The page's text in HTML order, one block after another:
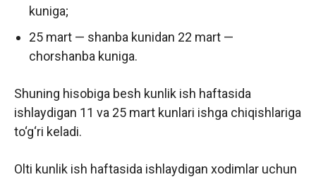
kuniga;
25 mart — shanba kunidan 22 mart —
chorshanba kuniga.
Shuning hisobiga besh kunlik ish haftasida
ishlaydigan 11 va 25 mart kunlari ishga chiqishlariga
to‘g‘ri keladi.
Olti kunlik ish haftasida ishlaydigan xodimlar uchun